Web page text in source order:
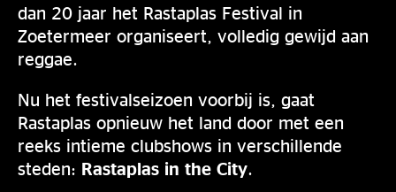
dan 20 jaar het Rastaplas Festival in
Zoetermeer organiseert, volledig gewijd aan
reggae.
Nu het festivalseizoen voorbij is, gaat
Rastaplas opnieuw het land door met een
reeks intieme clubshows in verschillende
steden: Rastaplas in the City.